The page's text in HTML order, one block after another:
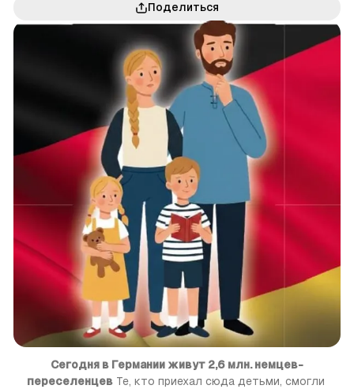
Поделиться
Сегодня в Германии живут 2,6 млн. немцев-
переселенцев Те, кто приехал сюда детьми, смогли